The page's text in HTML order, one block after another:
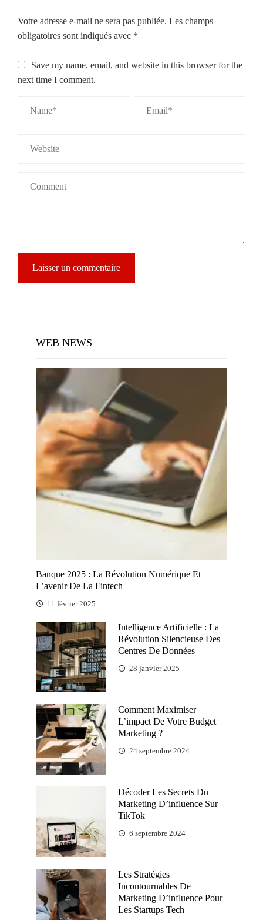
Votre adresse e-mail ne sera pas publiée. Les champs
obligatoires sont indiqués avec *
Save my name, email, and website in this browser for the
next time I comment.
WEB NEWS
Banque 2025 : La Révolution Numérique Et
L’avenir De La Fintech
11 février 2025
Intelligence Artificielle : La
Révolution Silencieuse Des
Centres De Données
28 janvier 2025
Comment Maximiser
L’impact De Votre Budget
Marketing ?
24 septembre 2024
Décoder Les Secrets Du
Marketing D’influence Sur
TikTok
6 septembre 2024
Les Stratégies
Incontournables De
Marketing D’influence Pour
Les Startups Tech